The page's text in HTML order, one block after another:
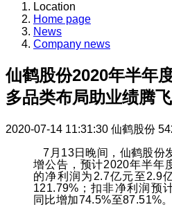
Location
Home page
News
Company news
仙鹤股份2020年半年
多品类布局助业绩腾飞
2020-07-14 11:31:30 仙鹤股份
7月13日晚间，仙鹤股份
增公告，预计2020年半年
的净利润为2.7亿元至2.9
121.79%；扣非净利润预
同比增加74.5%至87.51%。